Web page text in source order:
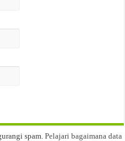
spam.Pelajari bagaimana data